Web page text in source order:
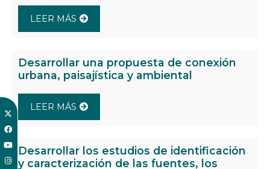
LEER MÁS
Desarrollar una propuesta de conexión
urbana, paisajística y ambiental
LEER MÁS
Desarrollar los estudios de identificación
y caracterización de las fuentes, los